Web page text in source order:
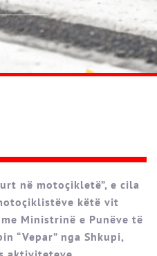
në motoçikletë”, e cila
këtë vit
Ministrinë e Punëve të
“Vepar” nga Shkupi,